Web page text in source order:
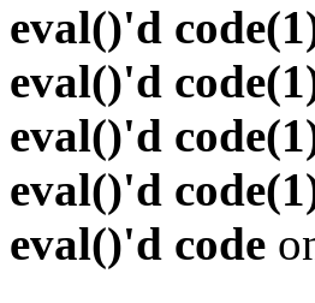
eval()'d
eval()'d
eval()'d
eval()'d
eval()'d code